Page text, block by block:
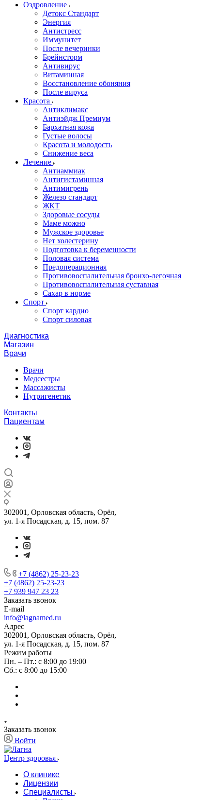
Оздровление
Детокс Стандарт
Энергия
Антистресс
Иммунитет
После вечеринки
Брейнсторм
Антивирус
Витаминная
Восстановление обоняния
После вируса
Красота
Антиклимакс
Антиэйдж Премиум
Бархатная кожа
Густые волосы
Красота и молодость
Снижение веса
Лечение
Антиаммиак
Антигистаминная
Антимигрень
Железо стандарт
ЖКТ
Здоровые сосуды
Маме можно
Мужское здоровье
Нет холестерину
Подготовка к беременности
Половая система
Предоперационная
Противовоспалительная бронхо-легочная
Противовоспалительная суставная
Сахар в норме
Спорт
Спорт кардио
Спорт силовая
Диагностика
Магазин
Врачи
Врачи
Медсестры
Массажисты
Нутригенетик
Контакты
Пациентам
302001, Орловская область, Орёл,
ул. 1-я Посадская, д. 15, пом. 87
+7 (4862) 25-23-23
+7 (4862) 25-23-23
+7 939 947 23 23
Заказать звонок
E-mail
info@lagnamed.ru
Адрес
302001, Орловская область, Орёл,
ул. 1-я Посадская, д. 15, пом. 87
Режим работы
Пн. – Пт.: с 8:00 до 19:00
Сб.: с 8:00 до 15:00
Заказать звонок
Войти
Центр здоровья
О клинике
Лицензии
Специалисты